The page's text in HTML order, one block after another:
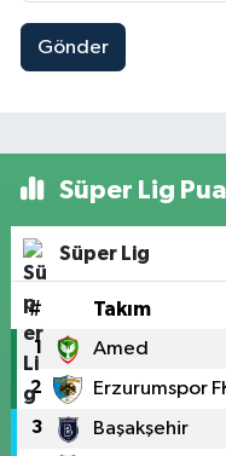
Gönder
Süper Lig
Süper Lig
# Takım
1 Amed
2 Erzurumspor
3 Başakşehir